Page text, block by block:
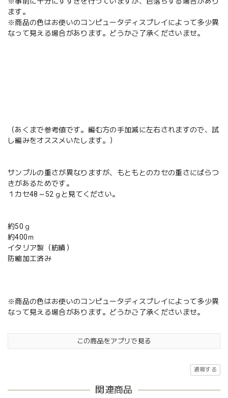
ます。
※商品の色はお使いのコンピュータディスプレイによって多少異
なって見える場合があります。どうかご了承くださいませ。
（あくまで参考値です。編む方の手加減に左右されますので、試
し編みをオススメいたします。）
サンプルの重さが異なりますが、もともとのカセの重さにばらつ
きがあるためです。
１カセ48～52ｇと見てください。
約50ｇ
約400ｍ
イタリア製（紡績）
防縮加工済み
※商品の色はお使いのコンピュータディスプレイによって多少異
なって見える場合があります。どうかご了承くださいませ。
この商品をアプリで見る
通報する
関連商品